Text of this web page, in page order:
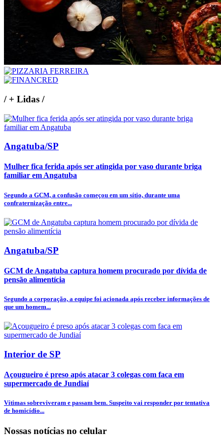
/+ Lidas /
Angatuba/SP
Mulher fica ferida após ser atingida por vaso durante briga
familiar em Angatuba
Segundo a GCM, a confusão começou em um sítio, durante uma
confraternização entre...
Angatuba/SP
GCM de Angatuba captura homem procurado por dívida de
pensão alimentícia
Segundo a corporação, a equipe foi acionada após receber informações de
que um homem...
Interior de SP
Açougueiro é preso após atacar 3 colegas com faca em
supermercado de Jundiaí
Vítimas sobreviveram e passam bem. Suspeito vai responder por tentativa
de homicídio...
Nossas notícias no celular